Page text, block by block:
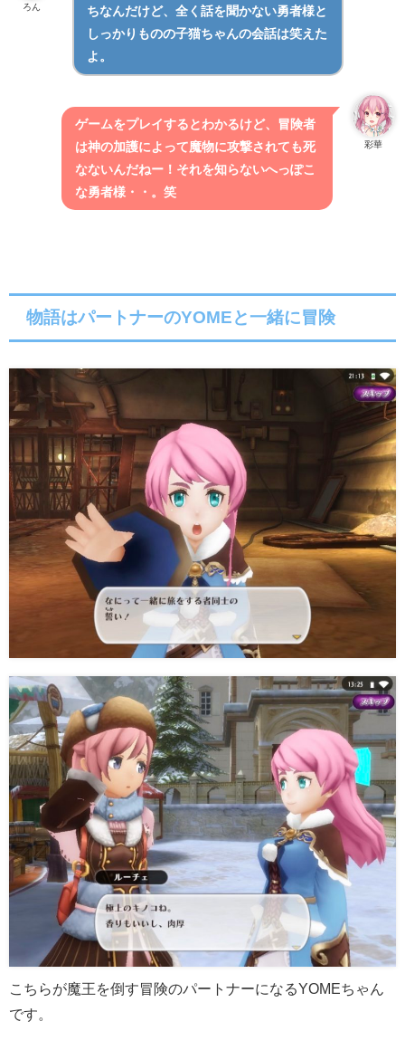
ろん
ちなんだけど、全く話を聞かない勇者様と
しっかりものの子猫ちゃんの会話は笑えた
よ。
彩華
ゲームをプレイするとわかるけど、冒険者
は神の加護によって魔物に攻撃されても死
なないんだねー！それを知らないへっぽこ
な勇者様・・。笑
物語はパートナーのYOMEと一緒に冒険
こちらが魔王を倒す冒険のパートナーになるYOMEちゃん
です。